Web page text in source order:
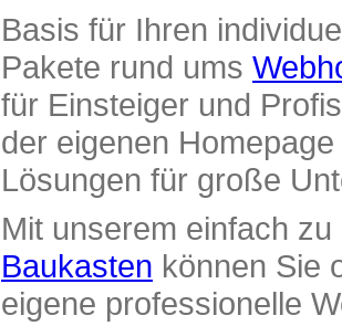
Basis für Ihren
Pakete rund ums
für Einsteiger und
der eigenen
Lösungen für große
Mit unserem einfach
Baukasten können Sie
eigene professionelle